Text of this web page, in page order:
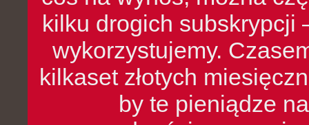
kilku drogich subskrypcji
wykorzystujemy.
kilkaset złotych
by te pieniądze